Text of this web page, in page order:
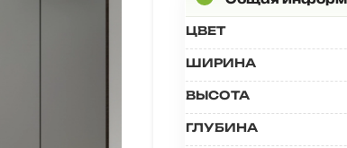
ЦВЕТ
ШИРИНА
ВЫСОТА
ГЛУБИНА